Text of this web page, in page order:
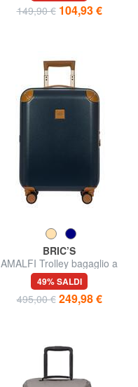
149,90 € 104,93 €
BRIC’S
AMALFI Trolley bagaglio a
mano
49% SALDI
495,00 € 249,98 €